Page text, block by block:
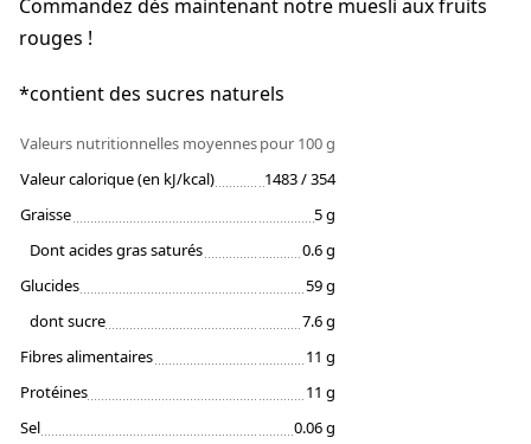
Commandez dès maintenant notre muesli aux fruits
rouges !
*contient des sucres naturels
Valeurs nutritionnelles moyennespour 100 g
Valeur calorique (en kJ/kcal)
1483 / 354
Graisse
5 g
Dont acides gras saturés
0.6 g
Glucides
59 g
dont sucre
7.6 g
Fibres alimentaires
11 g
Protéines
11 g
Sel
0.06 g